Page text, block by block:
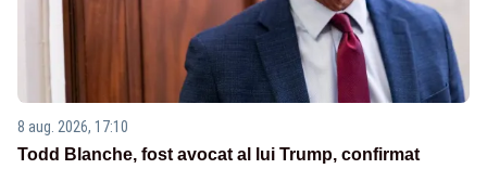
8 aug. 2026, 17:10
Todd Blanche, fost avocat al lui Trump, confirmat